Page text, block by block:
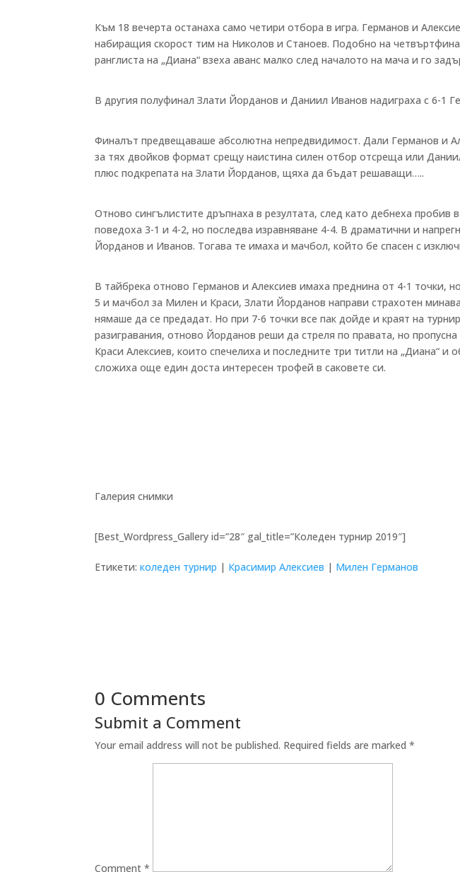
Към 18 вечерта останаха само четири отбора в игра. Германов и
набиращия скорост тим на Николов и Станоев. Подобно на
ранглиста на „Диана“ взеха аванс малко след началото на мача и го
В другия полуфинал Злати Йорданов и Даниил Иванов надиграха с 6-1
Финалът предвещаваше абсолютна непредвидимост. Дали Германов и
за тях двойков формат срещу наистина силен отбор отсреща или
плюс подкрепата на Злати Йорданов, щяха да бъдат решаващи…..
Отново сингълистите дръпнаха в резултата, след като дебнеха пробив
поведоха 3-1 и 4-2, но последва изравняване 4-4. В драматични и
Йорданов и Иванов. Тогава те имаха и мачбол, който бе спасен с
В тайбрека отново Германов и Алексиев имаха преднина от 4-1 точки,
5 и мачбол за Милен и Краси, Злати Йорданов направи страхотен
нямаше да се предадат. Но при 7-6 точки все пак дойде и краят на
разигравания, отново Йорданов реши да стреля по правата, но
Краси Алексиев, които спечелиха и последните три титли на „Диана“ и
сложиха още един доста интересен трофей в саковете си.
Галерия снимки
[Best_Wordpress_Gallery id=”28″ gal_title=”Коледен турнир 2019″]
Етикети:коледен турнир | Красимир Алексиев | Милен Германов
0 Comments
Submit a Comment
Your email address will not be published. Required fields are marked*
Comment*